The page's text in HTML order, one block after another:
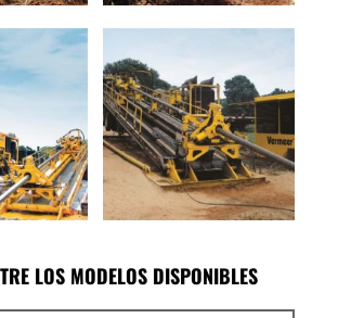
LOS MODELOS DISPONIBLES